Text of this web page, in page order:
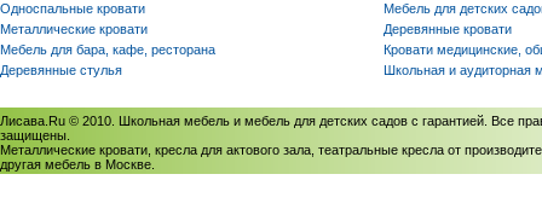
Односпальные кровати
Металлические кровати
Мебель для бара, кафе, ресторана
Деревянные стулья
Мебель для детских
Деревянные кровати
Кровати медицинские,
Школьная и аудиторная
Лисава.Ru © 2010. Школьная мебель и мебель для детских садов с гарантией. Все
защищены.
Металлические кровати, кресла для актового зала, театральные кресла от
другая мебель в Москве.
Политика использования cookies/Соглашение на обработку персональных данных